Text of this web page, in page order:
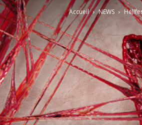
Accueil NEWS